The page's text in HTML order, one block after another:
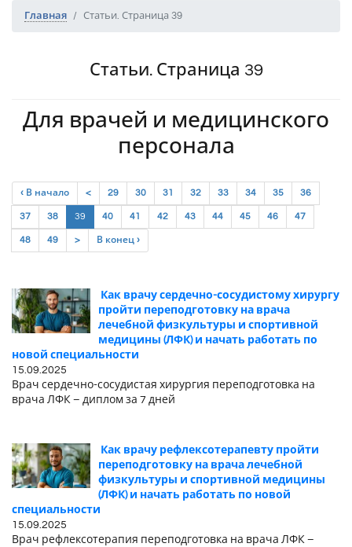
Главная Статьи. Страница 39
Статьи. Страница 39
Для врачей и медицинского
персонала
‹ В начало < 29 30 31 32 33 34 35 36
37 38 39 (current)
40 41 42 43 44 45 46 47
48 49 > В конец ›
Как врачу сердечно-сосудистому хирургу
пройти переподготовку на врача
лечебной физкультуры и спортивной
медицины (ЛФК) и начать работать по
новой специальности
15.09.2025
Врач сердечно-сосудистая хирургия переподготовка на
врача ЛФК – диплом за 7 дней
Как врачу рефлексотерапевту пройти
переподготовку на врача лечебной
физкультуры и спортивной медицины
(ЛФК) и начать работать по новой
специальности
15.09.2025
Врач рефлексотерапия переподготовка на врача ЛФК –